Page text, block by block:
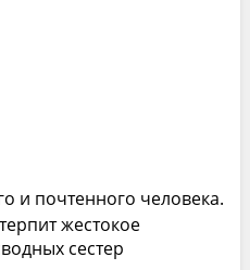
и почтенного человека.
жестокое
сестер